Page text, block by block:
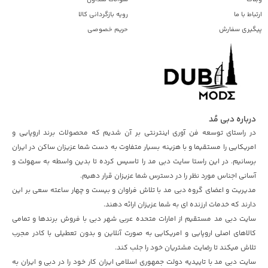
ارتباط با ما
پیگیری سفارش
رویه بازگردانی کالا
حریم خصوصی
درباره دبی مُد
در راستای توسعه فن آوری اینترنتی بر آن شدیم که محصولات برند اروپایی و
امریکایی را مستقیما و با هزینه بسیار متفاوت به دست شما عزیزان ساکن در ایران
برسانیم. در این راستا سایت دبی مد را تاسیس کرده تا بدین واسطه به سهولت و
آسانی اجناس مورد نظر را در دسترس شما عزیزان قرار دهیم.
مدیریت و اعضای گروه دبی مد با تلاش فراوان و بیست و چهار ساعته سعی بر این
دارند که خدمات ارزنده ای به شما عزیزان ارائه دهند.
سایت دبی مد مستقیم از امارات متحده عربی شهر دبی با فروش برندها و تمامی
کالاهای اصلی اروپایی و امریکایی به صورت آنلاین و بدون تعطیلی با کادر مجرب
تلاش میکند تا رضایت مشتریان خود را جلب کند.
سایت دبی مد با تاییدیه دولت جمهوری اسلامی ایران کار خود را در دبی و ایران به